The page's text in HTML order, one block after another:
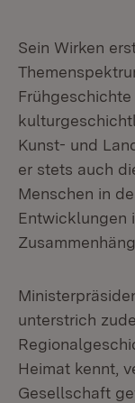
Sein Wirken
Kunst- und
er stets auch
Menschen in
Entwicklungen
unterstrich
Heimat kennt,
Gesellschaft